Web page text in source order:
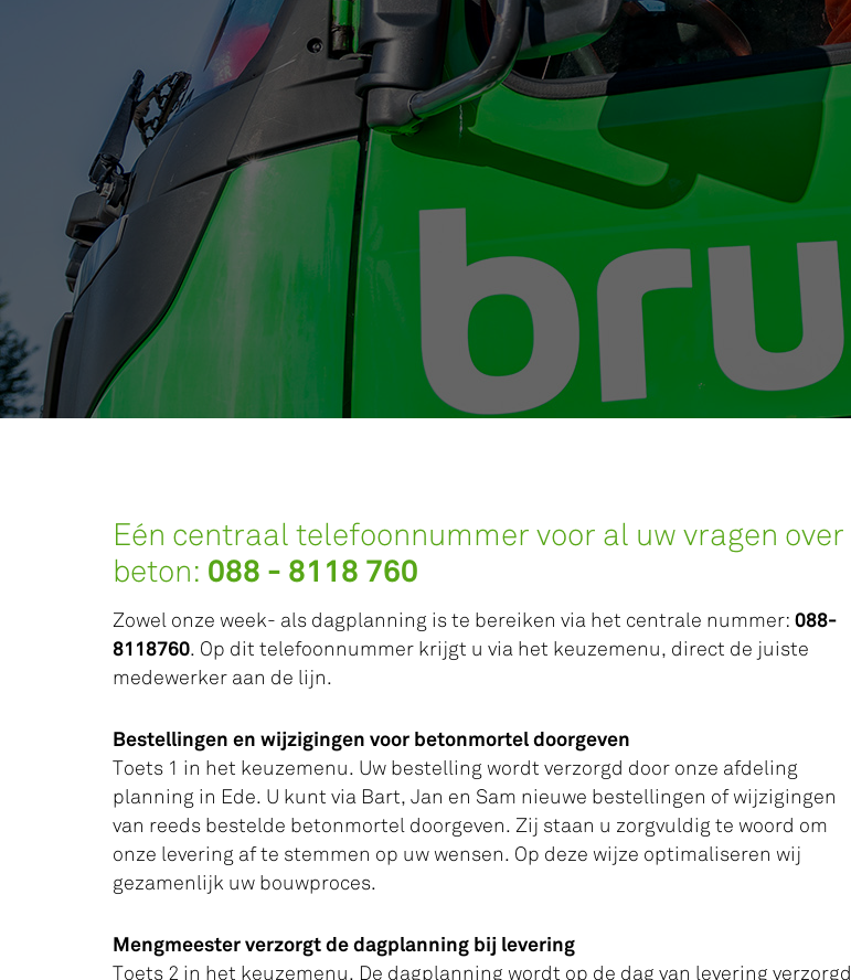
Eén centraal telefoonnummer voor al uw vragen over
beton: 088 - 8118 760
Zowel onze week- als dagplanning is te bereiken via het centrale nummer: 088-
8118760. Op dit telefoonnummer krijgt u via het keuzemenu, direct de juiste
medewerker aan de lijn.
Bestellingen en wijzigingen voor betonmortel doorgeven
Toets 1 in het keuzemenu. Uw bestelling wordt verzorgd door onze afdeling
planning in Ede. U kunt via Bart, Jan en Sam nieuwe bestellingen of wijzigingen
van reeds bestelde betonmortel doorgeven. Zij staan u zorgvuldig te woord om
onze levering af te stemmen op uw wensen. Op deze wijze optimaliseren wij
gezamenlijk uw bouwproces.
Mengmeester verzorgt de dagplanning bij levering
Toets 2 in het keuzemenu. De dagplanning wordt op de dag van levering verzorgd